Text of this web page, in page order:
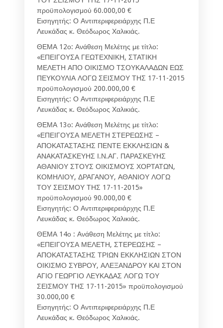
προϋπολογισμού 60.000,00 €
Εισηγητής: Ο Αντιπεριφερειάρχης Π.Ε
Λευκάδας κ. Θεόδωρος Χαλικιάς.
ΘΕΜΑ 12ο: Ανάθεση Μελέτης με τίτλο:
«ΕΠΕΙΓΟΥΣΑ ΓΕΩΤΕΧΝΙΚΗ, ΣΤΑΤΙΚΗ
ΜΕΛΕΤΗ ΑΠΟ ΟΙΚΙΣΜΟ ΤΣΟΥΚΑΛΑΔΩΝ ΕΩΣ
ΠΕΥΚΟΥΛΙΑ ΛΟΓΩ ΣΕΙΣΜΟΥ ΤΗΣ 17-11-2015
προϋπολογισμού 200.000,00 €
Εισηγητής: Ο Αντιπεριφερειάρχης Π.Ε
Λευκάδας κ. Θεόδωρος Χαλικιάς.
ΘΕΜΑ 13ο: Ανάθεση Μελέτης με τίτλο:
«ΕΠΕΙΓΟΥΣΑ ΜΕΛΕΤΗ ΣΤΕΡΕΩΣΗΣ –
ΑΠΟΚΑΤΑΣΤΑΣΗΣ ΠΕΝΤΕ ΕΚΚΛΗΣΙΩΝ &
ΑΝΑΚΑΤΑΣΚΕΥΗΣ Ι.Ν.ΑΓ. ΠΑΡΑΣΚΕΥΗΣ
ΑΘΑΝΙΟΥ ΣΤΟΥΣ ΟΙΚΙΣΜΟΥΣ ΧΟΡΤΑΤΩΝ,
ΚΟΜΗΛΙΟΥ, ΔΡΑΓΑΝΟΥ, ΑΘΑΝΙΟΥ ΛΟΓΩ
ΤΟΥ ΣΕΙΣΜΟΥ ΤΗΣ 17-11-2015»
προϋπολογισμού 90.000,00 €
Εισηγητής: Ο Αντιπεριφερειάρχης Π.Ε
Λευκάδας κ. Θεόδωρος Χαλικιάς.
ΘΕΜΑ 14ο : Ανάθεση Μελέτης με τίτλο:
«ΕΠΕΙΓΟΥΣΑ ΜΕΛΕΤΗ, ΣΤΕΡΕΩΣΗΣ –
ΑΠΟΚΑΤΑΣΤΑΣΗΣ ΤΡΙΩΝ ΕΚΚΛΗΣΙΩΝ ΣΤΟΝ
ΟΙΚΙΣΜΟ ΣΥΒΡΟΥ, ΑΛΕΞΑΝΔΡΟΥ ΚΑΙ ΣΤΟΝ
ΑΓΙΟ ΓΕΩΡΓΙΟ ΛΕΥΚΑΔΑΣ ΛΟΓΩ ΤΟΥ
ΣΕΙΣΜΟΥ ΤΗΣ 17-11-2015» προϋπολογισμού
30.000,00 €
Εισηγητής: Ο Αντιπεριφερειάρχης Π.Ε
Λευκάδας κ. Θεόδωρος Χαλικιάς.